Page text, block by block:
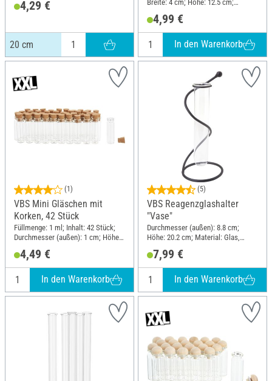
Material: Glas, Kork
4,29 €
20 cm
Breite: 4 cm; Höhe: 12.5 cm;
4,99 €
In den Warenkorb
(1)
VBS Mini Gläschen mit
Korken, 42 Stück
Füllmenge: 1 ml; Inhalt: 42 Stück;
Durchmesser (außen): 1 cm; Höhe:
4,49 €
In den Warenkorb
(5)
VBS Reagenzglashalter
"Vase"
Durchmesser (außen): 8.8 cm;
Höhe: 20.2 cm; Material: Glas,
7,99 €
In den Warenkorb